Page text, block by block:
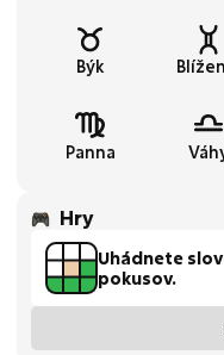
Býk
Panna
Hry
Uhádnete
pokusov.